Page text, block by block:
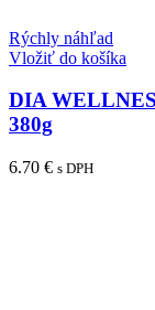
Rýchly náhľad
Vložiť do košíka
DIA
380g
6.70 € s DPH